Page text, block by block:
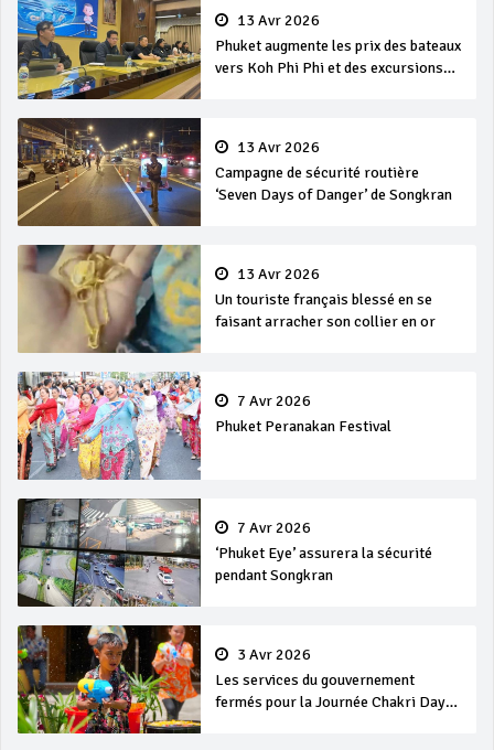
13 Avr 2026
Phuket augmente les prix des bateaux
vers Koh Phi Phi et des excursions
13 Avr 2026
Campagne de sécurité routière
‘Seven Days of Danger’ de Songkran
13 Avr 2026
Un touriste français blessé en se
faisant arracher son collier en or
7 Avr 2026
Phuket Peranakan Festival
7 Avr 2026
‘Phuket Eye’ assurera la sécurité
pendant Songkran
3 Avr 2026
Les services du gouvernement
fermés pour la Journée Chakri Day